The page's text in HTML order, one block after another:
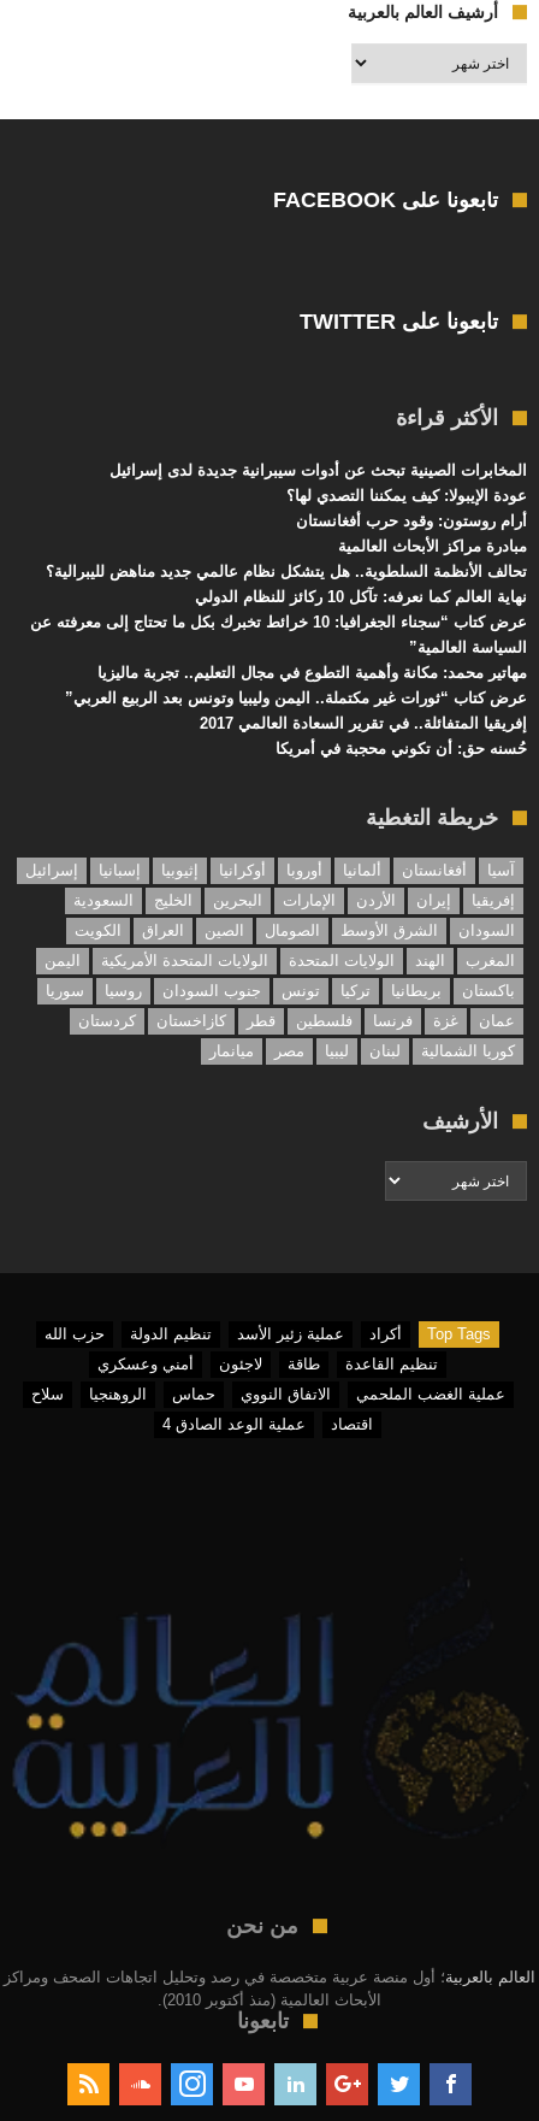
أرشيف العالم بالعربية
أرشيف
العالم
تابعونا على FACEBOOK
تابعونا على TWITTER
الأكثر قراءة
المخابرات الصينية تبحث عن أدوات سيبرانية جديدة لدى إسرائيل
عودة الإيبولا: كيف يمكننا التصدي لها؟
أرام روستون: وقود حرب أفغانستان
مبادرة مراكز الأبحاث العالمية
تحالف الأنظمة السلطوية.. هل يتشكل نظام عالمي جديد مناهض لليبرالية؟
نهاية العالم كما نعرفه: تآكل 10 ركائز للنظام الدولي
عرض كتاب “سجناء الجغرافيا: 10 خرائط تخبرك بكل ما تحتاج إلى معرفته عن
السياسة العالمية”
مهاتير محمد: مكانة وأهمية التطوع في مجال التعليم.. تجربة ماليزيا
عرض كتاب “ثورات غير مكتملة.. اليمن وليبيا وتونس بعد الربيع العربي”
إفريقيا المتفائلة.. في تقرير السعادة العالمي 2017
حُسنه حق: أن تكوني محجبة في أمريكا
خريطة التغطية
آسيا أفغانستان ألمانيا أوروبا أوكرانيا إثيوبيا إسبانيا
إسرائيل
إفريقيا
إيران الأردن الإمارات البحرين الخليج
السعودية
السودان
الشرق الأوسط الصومال الصين العراق
الكويت
المغرب
الهند الولايات المتحدة الولايات المتحدة الأمريكية
اليمن
باكستان
بريطانيا تركيا تونس جنوب السودان روسيا
سوريا
عمان
غزة فرنسا فلسطين قطر كازاخستان
كردستان
كوريا الشمالية
لبنان ليبيا مصر ميانمار
الأرشيف
الأرشيف
Top Tags أكراد عملية زئير الأسد تنظيم الدولة
حزب الله
تنظيم القاعدة
طاقة لاجئون
أمني وعسكري
عملية الغضب الملحمي
الاتفاق النووي حماس الروهنجيا
سلاح
اقتصاد
عملية الوعد الصادق 4
من نحن
العالم بالعربية؛ أول منصة عربية متخصصة في رصد وتحليل اتجاهات الصحف ومراكز
الأبحاث العالمية (منذ أكتوبر 2010).
تابعونا